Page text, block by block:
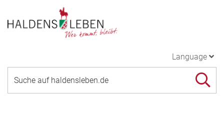
Language